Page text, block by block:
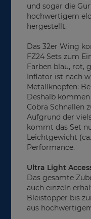
und sogar die
hochwertigem
hergestellt.
Das 32er Wing
FZ24 Sets zum
Farben blau, rot,
Inflator ist nach
Metallknöpfen:
Deshalb
Cobra Schnallen
Aufgrund der
kommt das Set
Leichtgewicht
Performance.
Ultra Light
Das gesamte
auch einzeln
Bleistopper bis
aus